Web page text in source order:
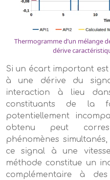
Thermogramme d’un mélange
dérive
Si un écart important est
à une dérive du
interaction à lieu
constituants de la
potentiellement
obtenu peut
phénomènes
ce signal à une
méthode constitue un
complémentaire à